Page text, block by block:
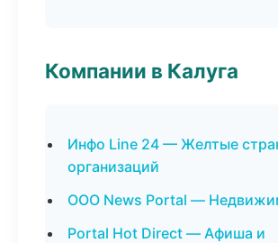
Компании в Калуга
Инфо Line 24 — Желтые
организаций
ООО News Portal —
Portal Hot Direct — Афиша и